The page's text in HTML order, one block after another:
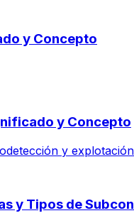
y Concepto
y Concepto
y
y Tipos de